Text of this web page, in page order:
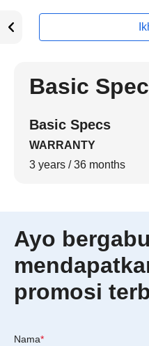
Basic
Basic Specs
WARRANTY
3 years / 36 months
Ayo
promosi
Nama*